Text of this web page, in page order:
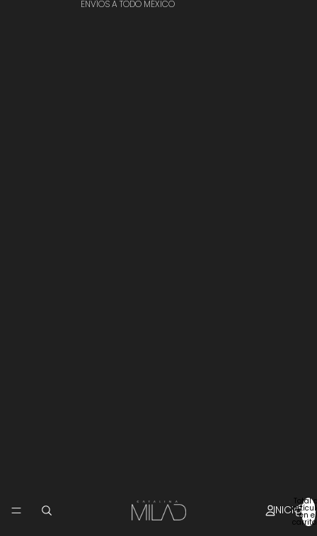
ENVÍOS A TODO MÉXICO
INICIO
Total
en el